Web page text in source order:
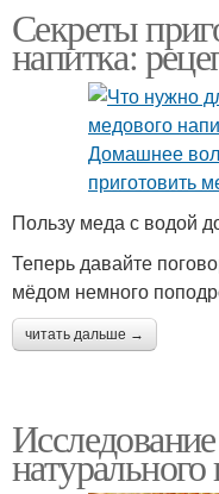
Секреты
напитка:
Пользу меда с водой
Теперь давайте
мёдом немного
читать дальше →